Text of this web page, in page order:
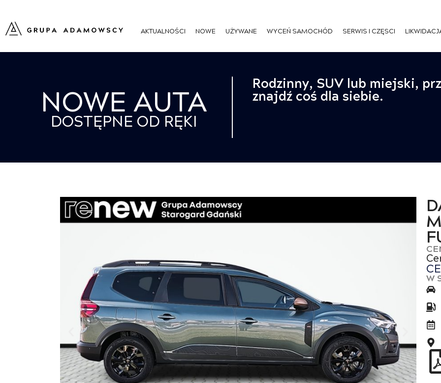
AKTUALNOŚCI NOWE UŻYWANE WYCEŃ SAMOCHÓD SERWIS I CZĘSCI
NOWE AUTA
DOSTĘPNE OD RĘKI
Rodzinny, SUV lub miejski,
znajdź coś dla siebie.
W